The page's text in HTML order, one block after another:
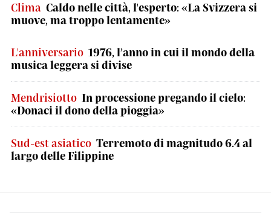
Clima Caldo nelle città, l'esperto: «La Svizzera si
muove, ma troppo lentamente»
L'anniversario 1976, l’anno in cui il mondo della
musica leggera si divise
Mendrisiotto In processione pregando il cielo:
«Donaci il dono della pioggia»
Sud-est asiatico Terremoto di magnitudo 6.4 al
largo delle Filippine